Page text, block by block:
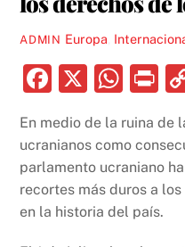
ADMIN Europa
F
c
e
b
o
X
W
at
s
A
p
P
nt
En medio de la ruina de
ucranianos como
parlamento ucraniano
recortes más duros a
en la historia del país.